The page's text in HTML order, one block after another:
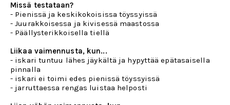
Missä testataan?
- Pienissä ja keskikokoisissa töyssyissä
- Juurakkoisessa ja kivisessä maastossa
- Päällysterikkoisella tiellä
Liikaa vaimennusta, kun...
- iskari tuntuu lähes jäykältä ja hypyttää epätasaisella
pinnalla
- iskari ei toimi edes pienissä töyssyissä
- jarruttaessa rengas luistaa helposti